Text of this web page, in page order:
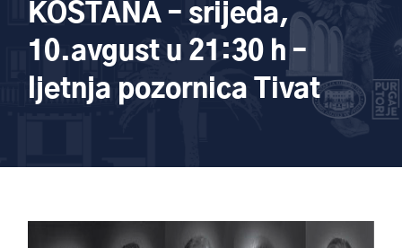
KOŠTANA – srijeda,
10.avgust u 21:30 h –
ljetnja pozornica Tivat